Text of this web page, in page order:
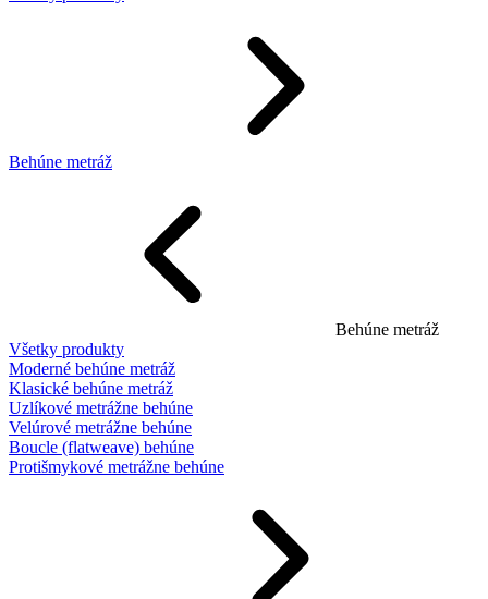
Behúne metráž
Behúne metráž
Všetky produkty
Moderné behúne metráž
Klasické behúne metráž
Uzlíkové metrážne behúne
Velúrové metrážne behúne
Boucle (flatweave) behúne
Protišmykové metrážne behúne